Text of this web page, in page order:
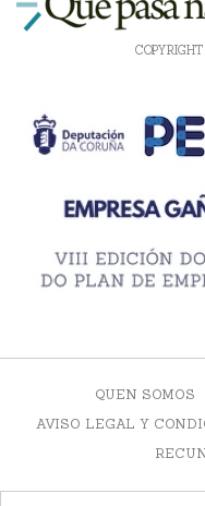
QUEN SOMOS
AVISO LEGAL Y